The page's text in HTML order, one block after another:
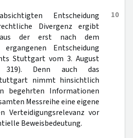
10
Entscheidung
Divergenz ergibt
der erst nach dem
ergangenen Entscheidung
Stuttgart vom 3. August
319). Denn auch das
nimmt hinsichtlich
begehrten Informationen
Messreihe eine eigene
Verteidigungsrelevanz vor
Beweisbedeutung.